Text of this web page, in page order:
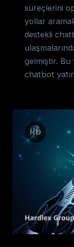
süreçlerini
yollar
destekli
gelmiştir. Bu
chatbot